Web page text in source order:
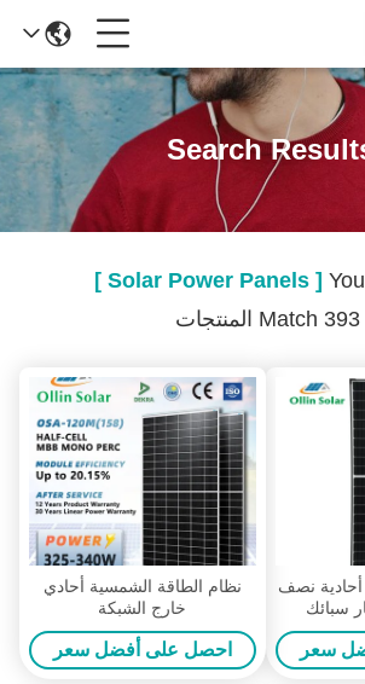
Search
[ Solar Power Panels ]
نصف
سبائك
سعر
نظام الطاقة الشمسية أحادي
خارج الشبكة
احصل على أفضل سعر